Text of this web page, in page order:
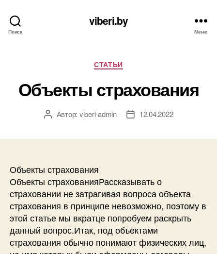
Поиск
viberi.by
Меню
Рубрики
СТАТЬИ
Объекты страхования
АвторАвтор: viberi-admin
Дата12.04.2022
Объекты страхования
Объекты страхованияРассказывать о
страховании не затрагивая вопроса объекта
страхования в принципе невозможно, поэтому в
этой статье мы вкратце попробуем раскрыть
данный вопрос.Итак, под объектами
страхования обычно понимают физических лиц,